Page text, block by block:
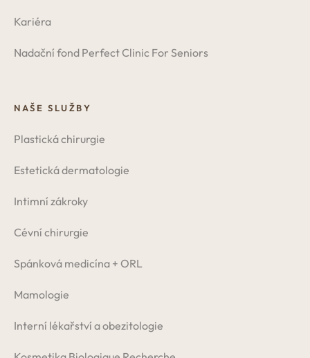
Kariéra
Nadační fond Perfect Clinic For Seniors
NAŠE SLUŽBY
Plastická chirurgie
Estetická dermatologie
Intimní zákroky
Cévní chirurgie
Spánková medicína + ORL
Mamologie
Interní lékařství a obezitologie